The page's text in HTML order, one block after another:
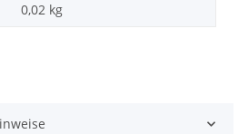
0,02 kg